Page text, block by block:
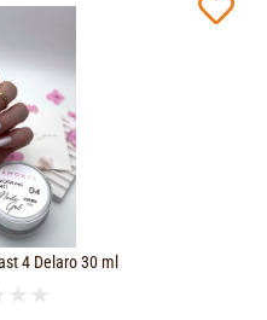
4 Delaro 30 ml
★ ★